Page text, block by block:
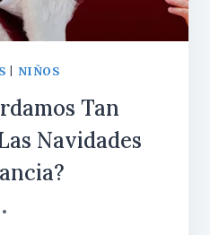
NIÑOS
Tan
Navidades